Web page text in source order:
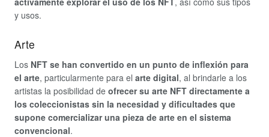
y usos.
Arte
Los NFT se han convertido en un punto de inflexión para
el arte, particularmente para el arte digital, al brindarle a los
artistas la posibilidad de ofrecer su arte NFT directamente a
los coleccionistas sin la necesidad y dificultades que
supone comercializar una pieza de arte en el sistema
convencional.